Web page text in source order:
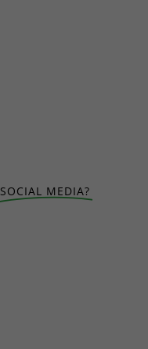
SOCIAL MEDIA?